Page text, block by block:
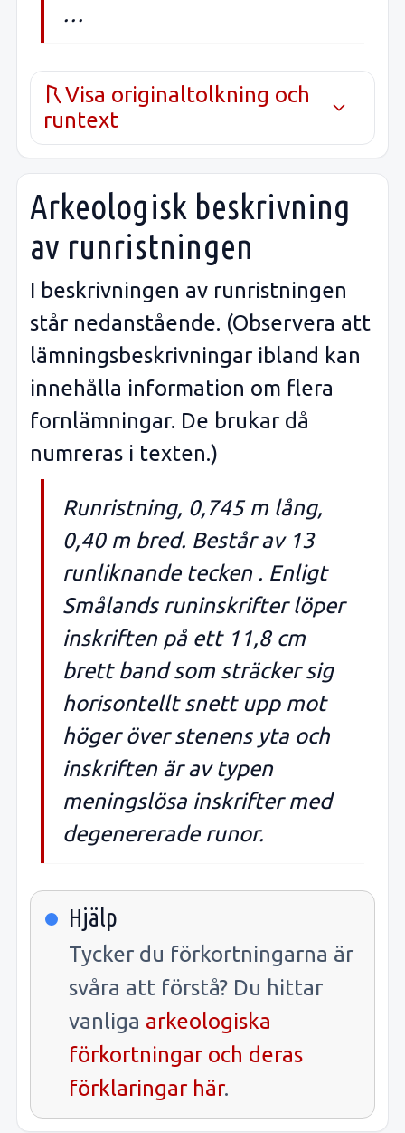
…
Visa originaltolkning och
runtext
Arkeologisk beskrivning
av runristningen
I beskrivningen av runristningen
står nedanstående. (Observera att
lämningsbeskrivningar ibland kan
innehålla information om flera
fornlämningar. De brukar då
numreras i texten.)
Runristning, 0,745 m lång,
0,40 m bred. Består av 13
runliknande tecken . Enligt
Smålands runinskrifter löper
inskriften på ett 11,8 cm
brett band som sträcker sig
horisontellt snett upp mot
höger över stenens yta och
inskriften är av typen
meningslösa inskrifter med
degenererade runor.
Hjälp
Tycker du förkortningarna är
svåra att förstå? Du hittar
vanliga arkeologiska
förkortningar och deras
förklaringar här.